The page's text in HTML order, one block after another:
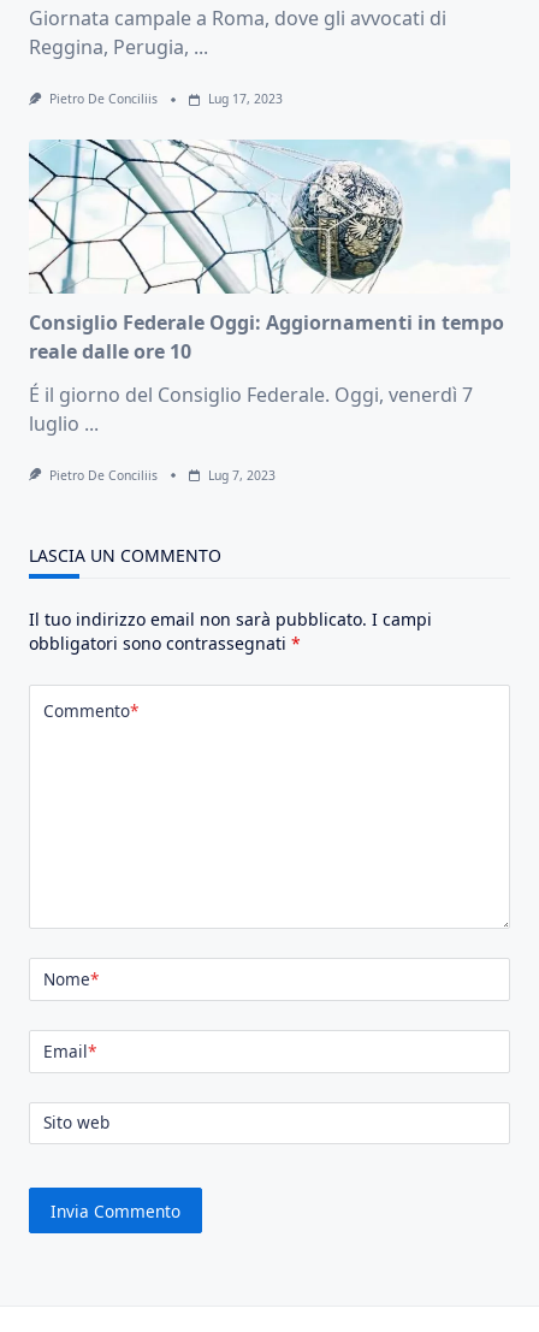
Giornata campale a Roma, dove gli avvocati di
Reggina, Perugia, ...
Pietro De Conciliis Lug 17, 2023
Consiglio Federale Oggi: Aggiornamenti in tempo
reale dalle ore 10
É il giorno del Consiglio Federale. Oggi, venerdì 7
luglio ...
Pietro De Conciliis Lug 7, 2023
LASCIA UN COMMENTO
Il tuo indirizzo email non sarà pubblicato. I campi
obbligatori sono contrassegnati *
Commento*
Nome*
Email*
Sito web